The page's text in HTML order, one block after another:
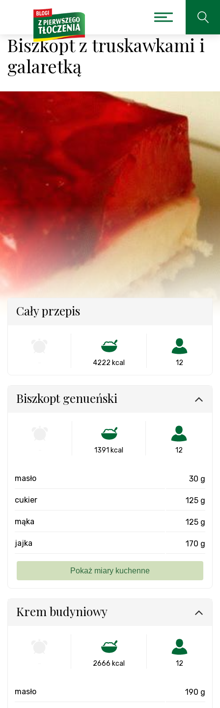
Biszkopt z truskawkami i
galaretką
Cały przepis
4222 kcal 12
Biszkopt genueński
1391 kcal 12
masło 30 g
cukier 125 g
mąka 125 g
jajka 170 g
Krem budyniowy
2666 kcal 12
masło 190 g